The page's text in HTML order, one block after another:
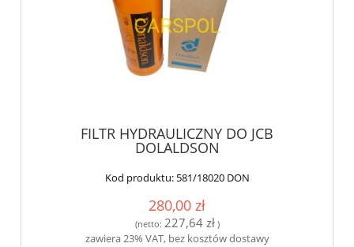
FILTR HYDRAULICZNY DO JCB
DOLALDSON
Kod produktu: 581/18020 DON
280,00 zł
(netto: 227,64 zł)
zawiera 23% VAT, bez kosztów dostawy